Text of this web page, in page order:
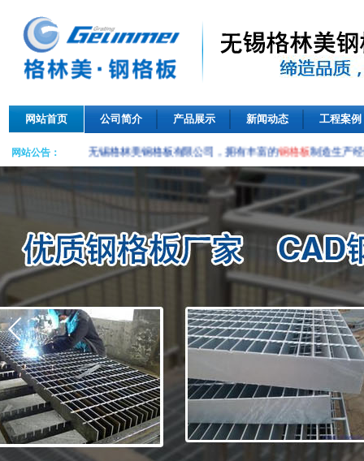
网站首页 公司简介 产品展示 新闻动态 工程案例
网站公告： 无锡格林美钢格板有限公司，拥有丰富的钢格板制造生产经